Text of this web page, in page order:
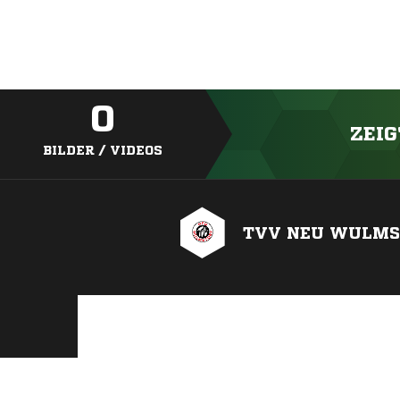
0
BILDER / VIDEOS
TVV NEU